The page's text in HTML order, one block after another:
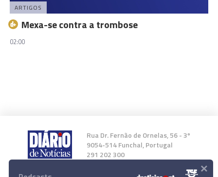
ARTIGOS
Mexa-se contra a trombose
02:00
Rua Dr. Fernão de Ornelas, 56 - 3º
9054-514 Funchal, Portugal
291 202 300
×